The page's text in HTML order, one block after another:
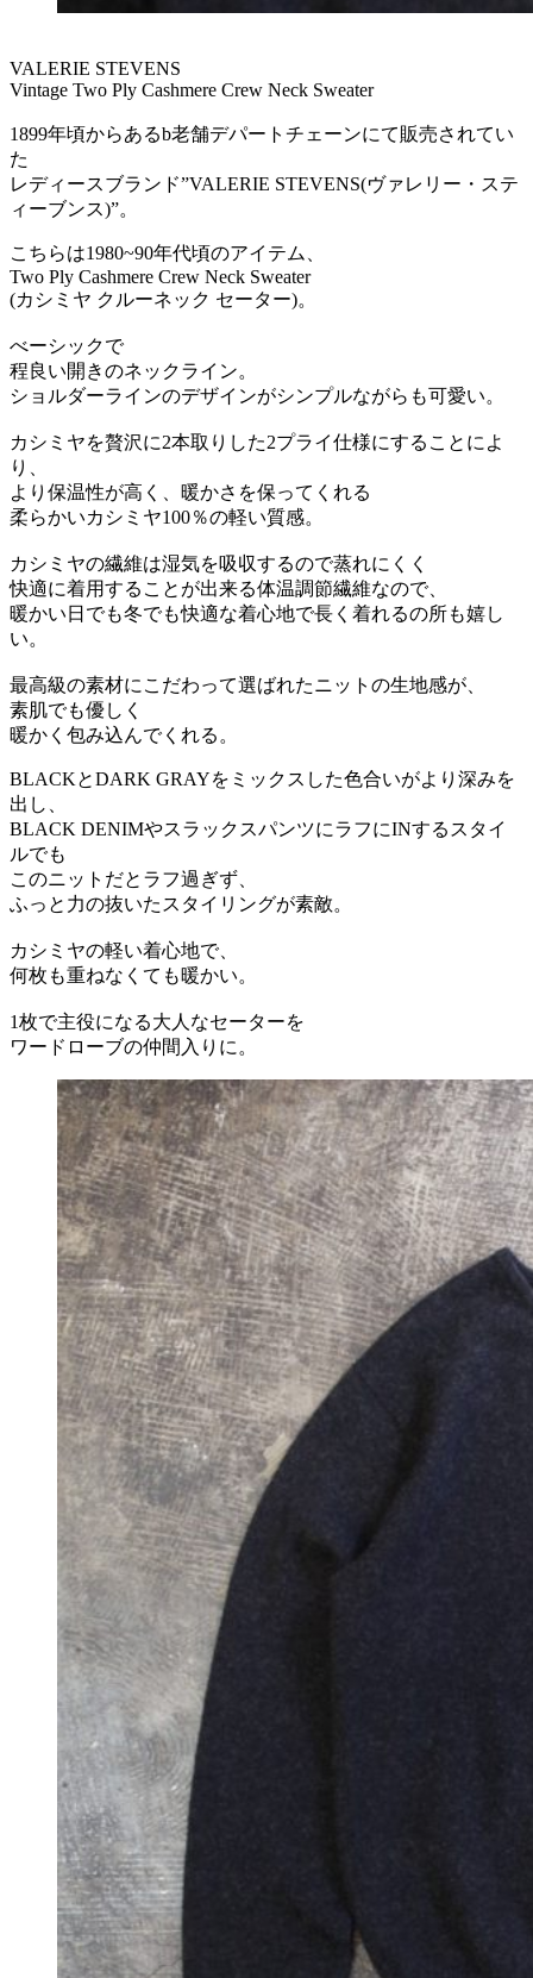
VALERIE STEVENS
Vintage Two Ply Cashmere Crew Neck Sweater
1899年頃からあるb老舗デパートチェーンにて販売されてい
た
レディースブランド”VALERIE STEVENS(ヴァレリー・ステ
ィーブンス)”。
こちらは1980~90年代頃のアイテム、
Two Ply Cashmere Crew Neck Sweater
(カシミヤ クルーネック セーター)。
べーシックで
程良い開きのネックライン。
ショルダーラインのデザインがシンプルながらも可愛い。
カシミヤを贅沢に2本取りした2プライ仕様にすることによ
り、
より保温性が高く、暖かさを保ってくれる
柔らかいカシミヤ100％の軽い質感。
カシミヤの繊維は湿気を吸収するので蒸れにくく
快適に着用することが出来る体温調節繊維なので、
暖かい日でも冬でも快適な着心地で長く着れるの所も嬉し
い。
最高級の素材にこだわって選ばれたニットの生地感が、
素肌でも優しく
暖かく包み込んでくれる。
BLACKとDARK GRAYをミックスした色合いがより深みを
出し、
BLACK DENIMやスラックスパンツにラフにINするスタイ
ルでも
このニットだとラフ過ぎず、
ふっと力の抜いたスタイリングが素敵。
カシミヤの軽い着心地で、
何枚も重ねなくても暖かい。
1枚で主役になる大人なセーターを
ワードローブの仲間入りに。